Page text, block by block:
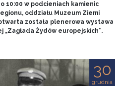
10:00 w podcieniach kamienic
oddziału Muzeum Ziemi
została plenerowa wystawa
„Zagłada Żydów europejskich”.
30
grudnia